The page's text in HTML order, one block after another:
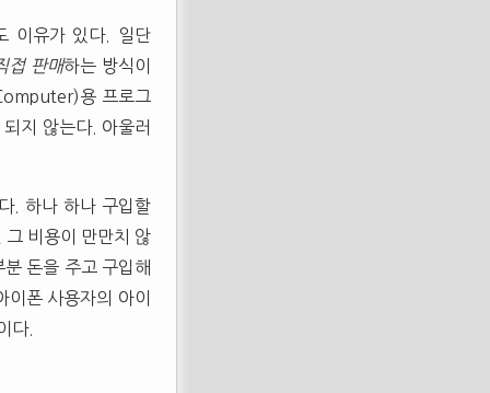
이유가 있다. 일단
접 판매하는 방식이
용 프로그
지 않는다. 아울러
. 하나 하나 구입할
비용이 만만치 않
돈을 주고 구입해
폰 사용자의 아이
다.